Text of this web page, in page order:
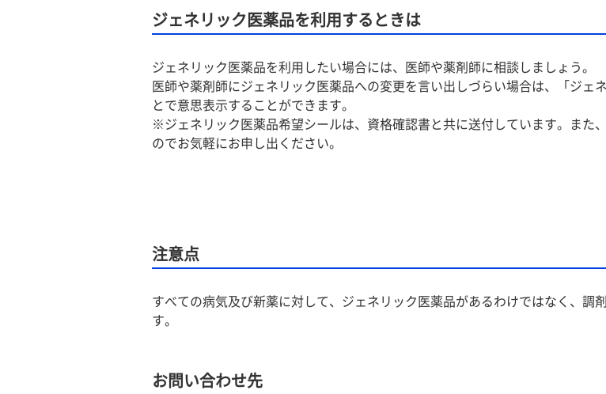
ジェネリック医薬品を利用するときは
ジェネリック医薬品を利用したい場合には、医師や薬剤師に相談しましょう。
医師や薬剤師にジェネリック医薬品への変更を言い出しづらい場合は、「ジェ
とで意思表示することができます。
※ジェネリック医薬品希望シールは、資格確認書と共に送付しています。また
のでお気軽にお申し出ください。
注意点
すべての病気及び新薬に対して、ジェネリック医薬品があるわけではなく、調
す。
お問い合わせ先